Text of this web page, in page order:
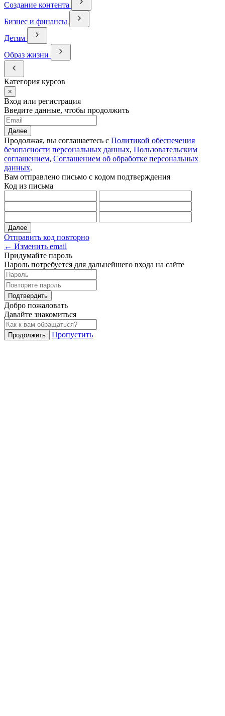
Создание контента
Бизнес и финансы
Детям
Образ жизни
Категория курсов
×
Вход или регистрация
Введите данные, чтобы продолжить
Далее
Продолжая, вы соглашаетесь с Политикой обеспечения
безопасности персональных данных, Пользовательским
соглашением, Соглашением об обработке персональных
данных.
Вам отправлено письмо с кодом подтверждения
Код из письма
Далее
Отправить код повторно
← Изменить email
Придумайте пароль
Пароль потребуется для дальнейшего входа на сайте
Подтвердить
Добро пожаловать
Давайте знакомиться
Продолжить Пропустить